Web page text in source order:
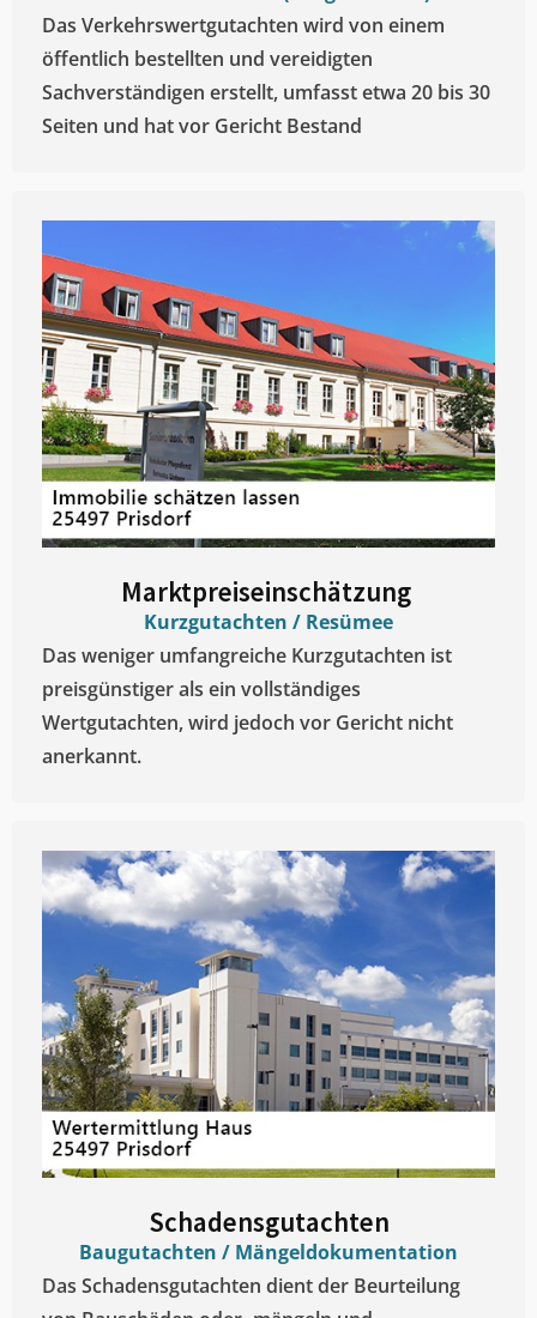
Das Verkehrswertgutachten wird von einem
öffentlich bestellten und vereidigten
Sachverständigen erstellt, umfasst etwa 20 bis 30
Seiten und hat vor Gericht Bestand
Marktpreiseinschätzung ​
Kurzgutachten / Resümee
Das weniger umfangreiche Kurzgutachten ist
preisgünstiger als ein vollständiges
Wertgutachten, wird jedoch vor Gericht nicht
anerkannt.
Schadensgutachten
Baugutachten / Mängeldokumentation
Das Schadensgutachten dient der Beurteilung